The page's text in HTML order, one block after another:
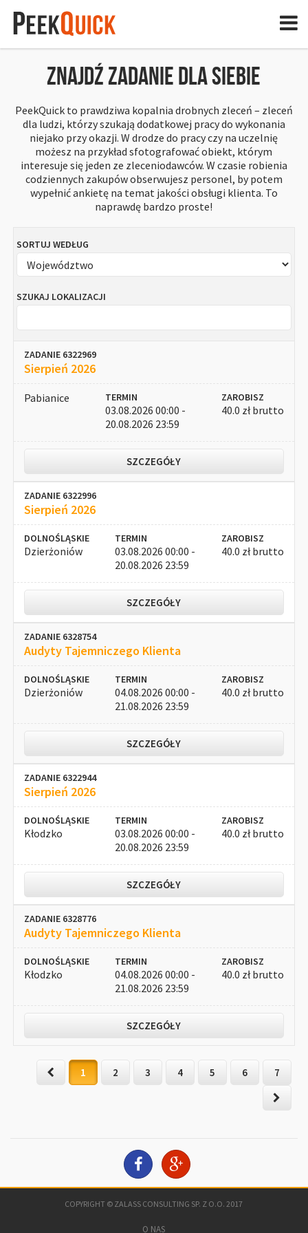
JAK TO DZIAŁA?
ZLEĆ BADANIE
ZAREJESTRUJ SIĘ
ZALOGUJ SIĘ
Znajdź zadanie dla siebie
PeekQuick to prawdziwa kopalnia drobnych zleceń – zleceń
dla ludzi, którzy szukają dodatkowej pracy do wykonania
niejako przy okazji. W drodze do pracy czy na uczelnię
możesz na przykład sfotografować obiekt, którym
interesuje się jeden ze zleceniodawców. W czasie robienia
codziennych zakupów obserwujesz personel, by potem
wypełnić ankietę na temat jakości obsługi klienta. To
naprawdę bardzo proste!
SORTUJ WEDŁUG
SZUKAJ LOKALIZACJI
ZADANIE 6322969
Sierpień 2026
Pabianice TERMIN
03.08.2026 00:00 -
20.08.2026 23:59
ZAROBISZ
40.0 zł brutto
SZCZEGÓŁY
ZADANIE 6322996
Sierpień 2026
DOLNOŚLĄSKIE
Dzierżoniów
TERMIN
03.08.2026 00:00 -
20.08.2026 23:59
ZAROBISZ
40.0 zł brutto
SZCZEGÓŁY
ZADANIE 6328754
Audyty Tajemniczego Klienta
DOLNOŚLĄSKIE
Dzierżoniów
TERMIN
04.08.2026 00:00 -
21.08.2026 23:59
ZAROBISZ
40.0 zł brutto
SZCZEGÓŁY
ZADANIE 6322944
Sierpień 2026
DOLNOŚLĄSKIE
Kłodzko
TERMIN
03.08.2026 00:00 -
20.08.2026 23:59
ZAROBISZ
40.0 zł brutto
SZCZEGÓŁY
ZADANIE 6328776
Audyty Tajemniczego Klienta
DOLNOŚLĄSKIE
Kłodzko
TERMIN
04.08.2026 00:00 -
21.08.2026 23:59
ZAROBISZ
40.0 zł brutto
SZCZEGÓŁY
1 2 3 4 5 6 7
COPYRIGHT © ZALASS CONSULTING SP. Z O.O. 2017
O NAS